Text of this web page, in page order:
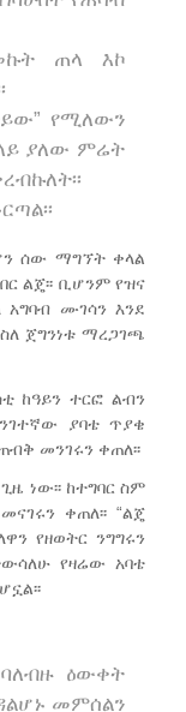
ጠላ እኮ
የሚለውን
ያለው ምሬት
ሰው ማግኘት ቀላል
ልጄ፡፡ ቢሆንም የዝና
አግባብ ሙገሳን እንደ
ስለ ጀግንነቱ ማረጋገጫ
ከዓይን ተርፎ ልብን
ያባቴ ጥያቄ
መንገሩን ቀጠለ፡፡
ነው፡፡ ከተግባር ስም
ቀጠለ፡፡ “ልጄ
የዘወትር ንግግሩን
የዛሬው አባቴ
ባለብዙ ዕውቀት
መምሰልን